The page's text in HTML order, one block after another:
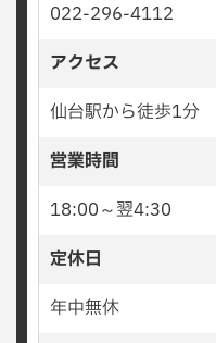
022-296-4112
アクセス
仙台駅から徒歩1分
営業時間
18:00～翌4:30
定休日
年中無休